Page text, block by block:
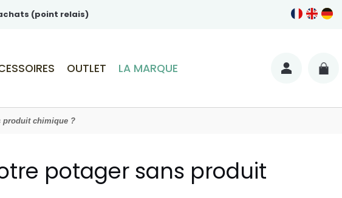
(point relais)
OUTLET LA MARQUE
produit chimique ?
potager sans produit